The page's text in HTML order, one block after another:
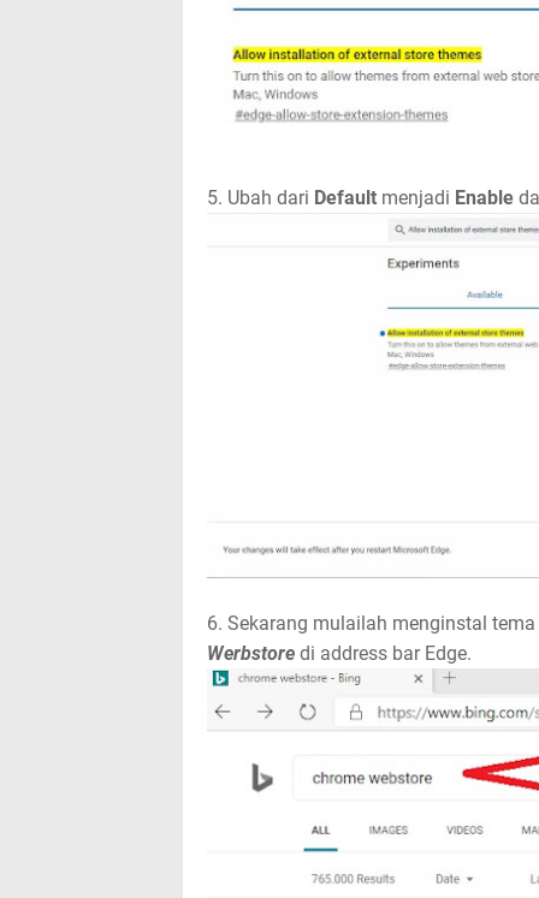
5. Ubah dari Default menjadi Enable
6. Sekarang mulailah menginstal
Werbstore di address bar Edge.